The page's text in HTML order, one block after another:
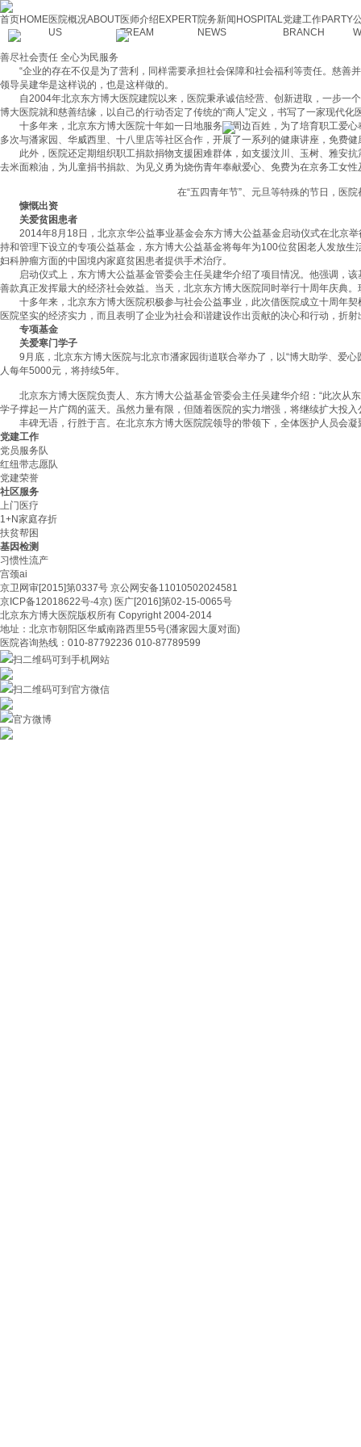
首页HOME医院概况ABOUT
US
医师介绍 EXPERT
TREAM
院务新闻 HOSPITAL
NEWS
党建工作PARTY
BRANCH
善尽社会责任 全心为民服务
“企业的存在不仅是为了营利，同样需要承担社会保障和社会福利等责任。慈善
领导吴建华是这样说的，也是这样做的。
自2004年北京东方博大医院建院以来，医院秉承诚信经营、创新进取，一步一
博大医院就和慈善结缘，以自己的行动否定了传统的“商人”定义，书写了一家现代
十多年来，北京东方博大医院十年如一日地服务于周边百姓，为了培育职工爱心
多次与潘家园、华威西里、十八里店等社区合作，开展了一系列的健康讲座，免费
此外，医院还定期组织职工捐款捐物支援困难群体，如支援汶川、玉树、雅安抗
去米面粮油，为儿童捐书捐款、为见义勇为烧伤青年奉献爱心、免费为在京务工女
在“五四青年节”、元旦等特殊的节日，医院
慷慨出资
关爱贫困患者
2014年8月18日，北京京华公益事业基金会东方博大公益基金启动仪式在北京举
持和管理下设立的专项公益基金，东方博大公益基金将每年为100位贫困老人发放
妇科肿瘤方面的中国境内家庭贫困患者提供手术治疗。
启动仪式上，东方博大公益基金管委会主任吴建华介绍了项目情况。他强调，该
善款真正发挥最大的经济社会效益。当天，北京东方博大医院同时举行十周年庆典
十多年来，北京东方博大医院积极参与社会公益事业，此次借医院成立十周年契
医院坚实的经济实力，而且表明了企业为社会和谐建设作出贡献的决心和行动，折
专项基金
关爱寒门学子
9月底，北京东方博大医院与北京市潘家园街道联合举办了，以“博大助学、爱心
人每年5000元，将持续5年。
北京东方博大医院负责人、东方博大公益基金管委会主任吴建华介绍：“此次从
学子撑起一片广阔的蓝天。虽然力量有限，但随着医院的实力增强，将继续扩大投入
丰碑无语，行胜于言。在北京东方博大医院院领导的带领下，全体医护人员会凝
党建工作
党员服务队
红纽带志愿队
党建荣誉
社区服务
上门医疗
1+N家庭存折
扶贫帮困
基因检测
习惯性流产
宫颈ai
京卫网审[2015]第0337号 京公网安备11010502024581
京ICP备12018622号-4京) 医广[2016]第02-15-0065号
北京东方博大医院版权所有 Copyright 2004-2014
地址：北京市朝阳区华威南路西里55号(潘家园大厦对面)
医院咨询热线：010-87792236 010-87789599
扫二维码可到手机网站
扫二维码可到官方微信
官方微博